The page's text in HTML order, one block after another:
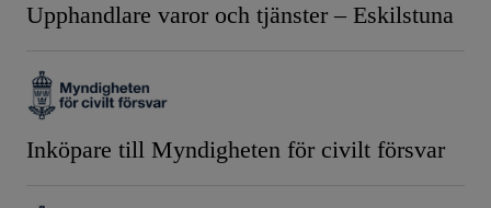
Upphandlare varor och tjänster – Eskilstuna
Inköpare till Myndigheten för civilt försvar